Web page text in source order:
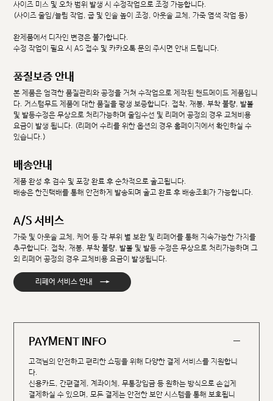
사이즈 미스 및 오차 범위 발생 시 수정작업으로 조정 가능합니다.
(사이즈 줄임/늘림 작업, 굽 및 인솔 높이 조정, 아웃솔 교체, 가죽 염색 작업 등)
완제품에서 디자인 변경은 불가합니다.
수정 작업이 필요 시 AS 접수 및 카카오톡 문의 주시면 안내 드립니다.
품질보증 안내
본 제품은 엄격한 품질관리와 공정을 거쳐 수작업으로 제작된 핸드메이드 제품입니
다. 커스텀무드 제품에 대한 품질을 평생 보증합니다. 접착, 재봉, 부착 불량, 발볼
및 발등수정은 무상으로 처리가능하며 줄임수선 및 리페어 공정의 경우 교체비용
요금이 발생 됩니다. (리페어 수리를 위한 옵션의 경우 홈페이지에서 확인하실 수
있습니다.)
배송안내
제품 완성 후 검수 및 포장 완료 후 순차적으로 출고됩니다.
배송은 한진택배를 통해 안전하게 발송되며 출고 완료 후 배송조회가 가능합니다.
A/S 서비스
가죽 및 아웃솔 교체, 케어 등 각 부위 별 보완 및 리페어를 통해 지속가능한 가치를
추구합니다. 접착, 재봉, 부착 불량, 발볼 및 발등 수정은 무상으로 처리가능하며 그
외 리페어 공정의 경우 교체비용 요금이 발생됩니다.
리페어 서비스 안내 →
PAYMENT INFO
고객님의 안전하고 편리한 쇼핑을 위해 다양한 결제 서비스를 지원합니
다.
신용카드, 간편결제, 계좌이체, 무통장입금 등 원하는 방식으로 손쉽게
결제하실 수 있으며, 모든 결제는 안전한 보안 시스템을 통해 보호됩니